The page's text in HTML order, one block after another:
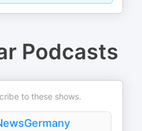
Podcasts
to these shows.